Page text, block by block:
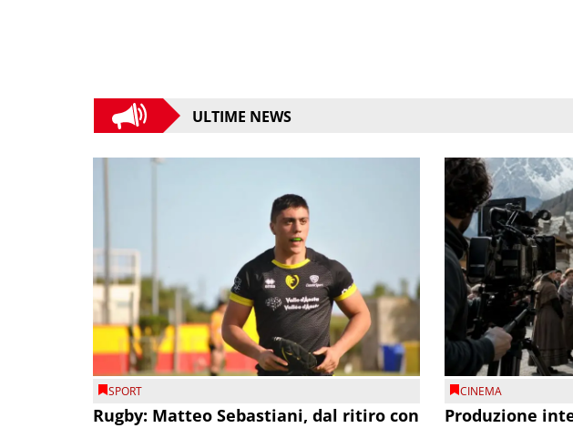
ULTIME NEWS
SPORT
Rugby: Matteo Sebastiani, dal ritiro con
CINEMA
Produzione